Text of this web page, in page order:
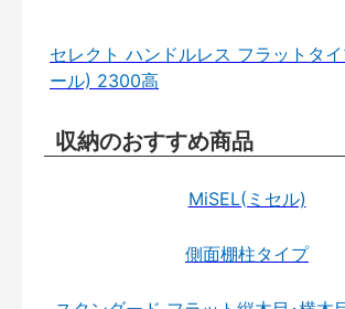
セレクト ハンドルレス フラットタ
ール) 2300高
収納のおすすめ商品
MiSEL(ミセル)
側面棚柱タイプ